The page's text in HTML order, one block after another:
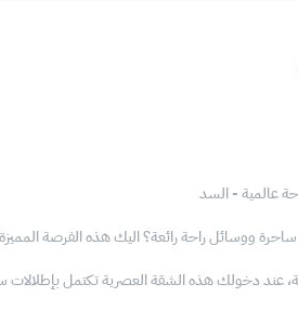
ووسائل راحة رائعة؟ اليك هذه الفرصة
عند دخولك هذه الشقة العصرية تكتمل